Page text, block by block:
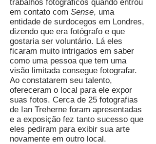
trabalhos fotográficos quando entrou
em contato com Sense, uma
entidade de surdocegos em Londres,
dizendo que era fotógrafo e que
gostaria ser voluntário. Lá eles
ficaram muito intrigados em saber
como uma pessoa que tem uma
visão limitada consegue fotografar.
Ao constatarem seu talento,
ofereceram o local para ele expor
suas fotos. Cerca de 25 fotografias
de Ian Treherne foram apresentadas
e a exposição fez tanto sucesso que
eles pediram para exibir sua arte
novamente em outro local.